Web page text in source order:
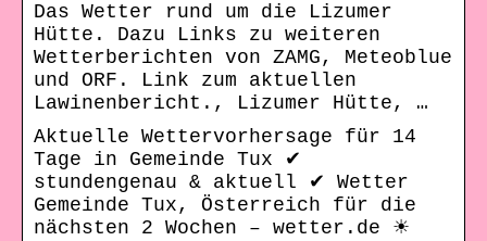
Das Wetter rund um die Lizumer
Hütte. Dazu Links zu weiteren
Wetterberichten von ZAMG, Meteoblue
und ORF. Link zum aktuellen
Lawinenbericht., Lizumer Hütte, …
Aktuelle Wettervorhersage für 14
Tage in Gemeinde Tux ✔
stundengenau & aktuell ✔ Wetter
Gemeinde Tux, Österreich für die
nächsten 2 Wochen – wetter.de ☀